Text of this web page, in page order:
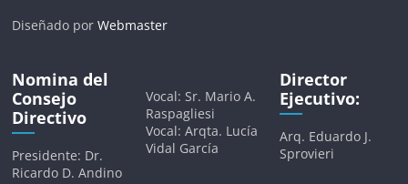
Diseñado porWebmaster
Nomina del
Consejo
Directivo
Presidente: Dr.
Ricardo D. Andino
Vocal: Sr. Mario A.
Raspagliesi
Vocal: Arqta. Lucía
Vidal García
Director
Ejecutivo:
Arq. Eduardo J.
Sprovieri